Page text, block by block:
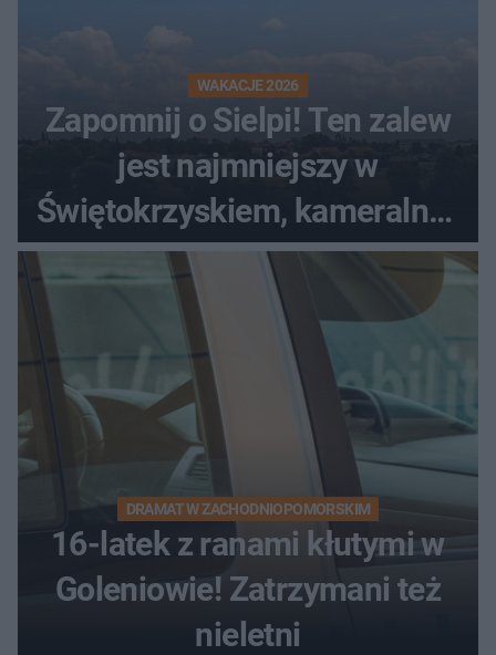
WAKACJE 2026
Zapomnij o Sielpi! Ten zalew
jest najmniejszy w
Świętokrzyskiem, kameralny i
bez tłumów
DRAMAT W ZACHODNIOPOMORSKIM
16-latek z ranami kłutymi w
Goleniowie! Zatrzymani też
nieletni